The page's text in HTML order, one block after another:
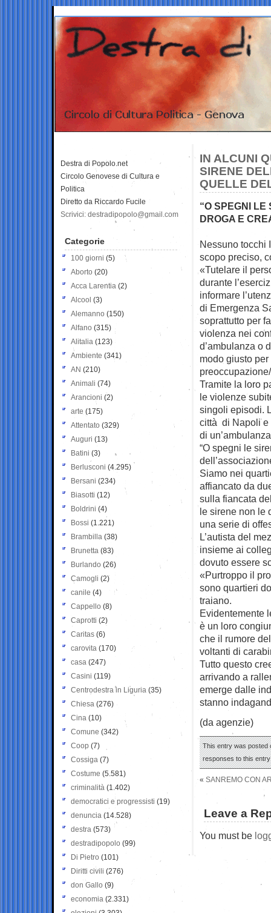
IN ALCUNI
SIRENE
QUELLE
“O SPEGNI
DROGA E
Nessuno tocchi
scopo preciso,
«Tutelare il
durante
informare
di Emergenza
soprattutto per
violenza nei
d’ambulanza o
modo giusto
Tramite la loro
le violenze
singoli episodi.
città di Napoli e
di
“O spegni le
Siamo nei
affiancato da
sulla fiancata
le sirene non le
una serie di
L’autista del
insieme ai
dovuto essere
«Purtroppo il
sono quartieri
traiano.
Evidentemente
è un loro
che il rumore
voltanti di
Tutto questo
arrivando a
emerge dalle
stanno
(da agenzie)
This entry was posted
responses to this
« SANREMO CON
Leave a
You must be
Destra di Popolo.net
Circolo Genovese di Cultura e
Politica
Diretto da Riccardo Fucile
Scrivici: destradipopolo@gmail.com
Categorie
100 giorni (5)
Aborto (20)
Acca Larentia (2)
Alcool (3)
Alemanno (150)
Alfano (315)
Alitalia (123)
Ambiente (341)
AN (210)
Animali (74)
Arancioni (2)
arte (175)
Attentato (329)
Auguri (13)
Batini (3)
Berlusconi (4.295)
Bersani (234)
Biasotti (12)
Boldrini (4)
Bossi (1.221)
Brambilla (38)
Brunetta (83)
Burlando (26)
Camogli (2)
canile (4)
Cappello (8)
Caprotti (2)
Caritas (6)
carovita (170)
casa (247)
Casini (119)
Centrodestra in Liguria (35)
Chiesa (276)
Cina (10)
Comune (342)
Coop (7)
Cossiga (7)
Costume (5.581)
criminalità (1.402)
democratici e progressisti (19)
denuncia (14.528)
destra (573)
destradipopolo (99)
Di Pietro (101)
Diritti civili (276)
don Gallo (9)
economia (2.331)